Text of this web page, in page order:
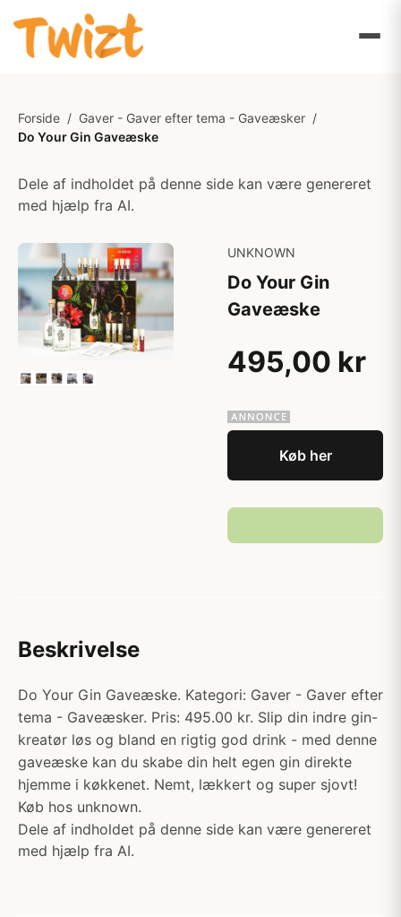
Forside / Gaver - Gaver efter tema - Gaveæsker /
Do Your Gin Gaveæske
Dele af indholdet på denne side kan være genereret
med hjælp fra AI.
UNKNOWN
Do Your Gin
Gaveæske
495,00 kr
Køb her
Beskrivelse
Do Your Gin Gaveæske. Kategori: Gaver - Gaver efter
tema - Gaveæsker. Pris: 495.00 kr. Slip din indre gin-
kreatør løs og bland en rigtig god drink - med denne
gaveæske kan du skabe din helt egen gin direkte
hjemme i køkkenet. Nemt, lækkert og super sjovt!
Køb hos unknown.
Dele af indholdet på denne side kan være genereret
med hjælp fra AI.